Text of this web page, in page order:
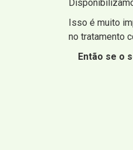
Isso é muito
no tratamento
Então se o